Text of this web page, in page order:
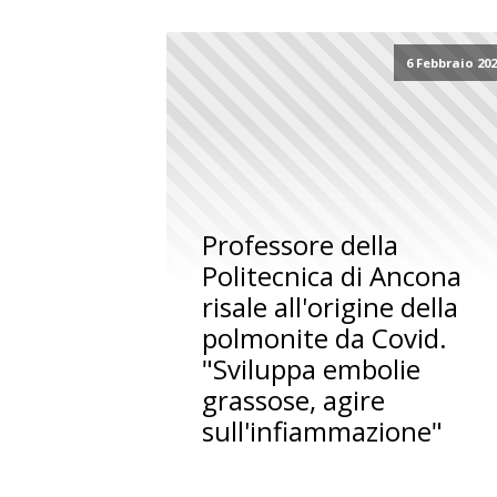
6 Febbraio
Professore della
Politecnica di Ancona
risale all'origine della
polmonite da Covid.
"Sviluppa embolie
grassose, agire
sull'infiammazione"